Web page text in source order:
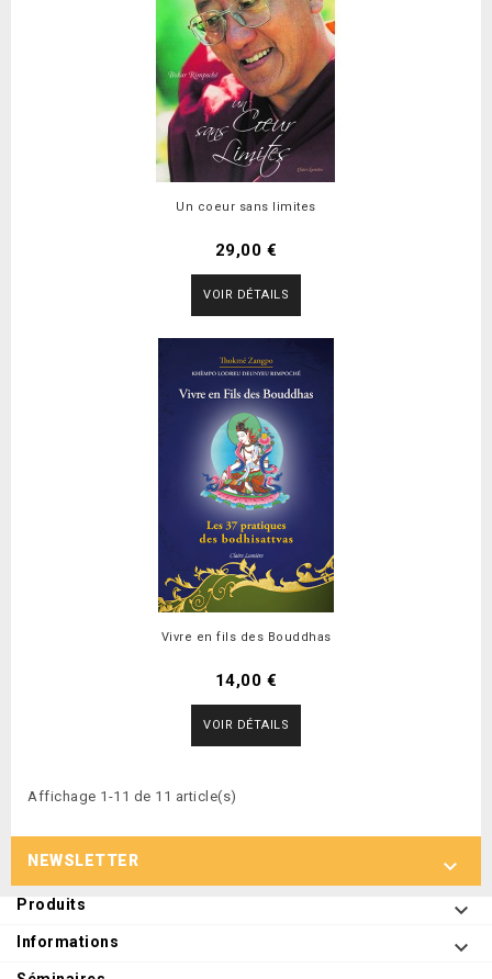
Un coeur sans limites
29,00 €
VOIR DÉTAILS
Vivre en fils des Bouddhas
14,00 €
VOIR DÉTAILS
Affichage 1-11 de 11 article(s)
NEWSLETTER 
Produits 
Informations 